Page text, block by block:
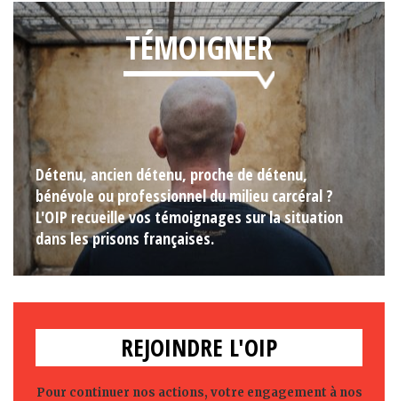
TÉMOIGNER
Détenu, ancien détenu, proche de détenu,
bénévole ou professionnel du milieu carcéral ?
L'OIP recueille vos témoignages sur la situation
dans les prisons françaises.
REJOINDRE L'OIP
Pour continuer nos actions, votre engagement à nos